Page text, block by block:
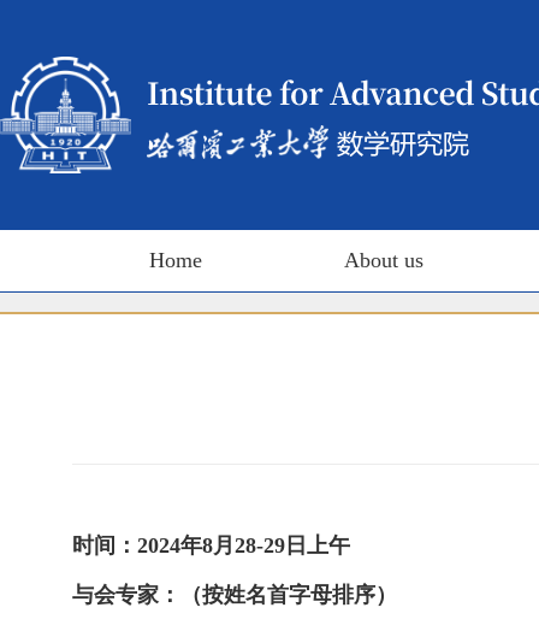
Home About us
时间：2024年8月 28-29 日上午
与会专家：（按姓名首字母排序）